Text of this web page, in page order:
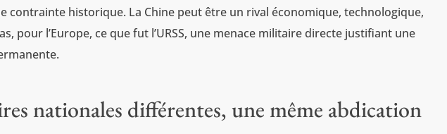
contrainte historique. La Chine peut être un rival économique, technologique,
pour l’Europe, ce que fut l’URSS, une menace militaire directe justifiant une
nationales différentes, une même abdication